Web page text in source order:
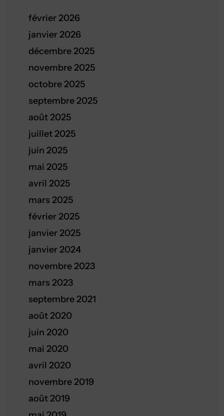
février 2026
janvier 2026
décembre 2025
novembre 2025
octobre 2025
septembre 2025
août 2025
juillet 2025
juin 2025
mai 2025
avril 2025
mars 2025
février 2025
janvier 2025
janvier 2024
novembre 2023
mars 2023
septembre 2021
août 2020
juin 2020
mai 2020
avril 2020
novembre 2019
août 2019